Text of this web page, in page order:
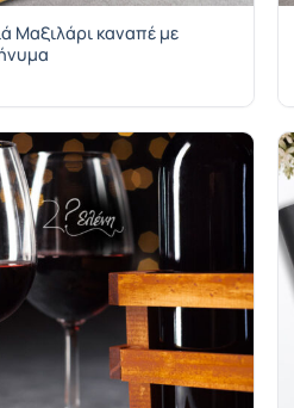
Μαξιλάρι καναπέ με